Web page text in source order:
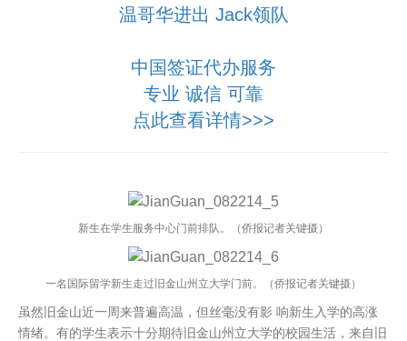
温哥华进出 Jack领队
中国签证代办服务
专业 诚信 可靠
点此查看详情>>>
新生在学生服务中心门前排队。（侨报记者关键摄）
一名国际留学新生走过旧金山州立大学门前。（侨报记者关键摄）
虽然旧金山近一周来普遍高温，但丝毫没有影 响新生入学的高涨
情绪。有的学生表示十分期待旧金山州立大学的校园生活，来自旧